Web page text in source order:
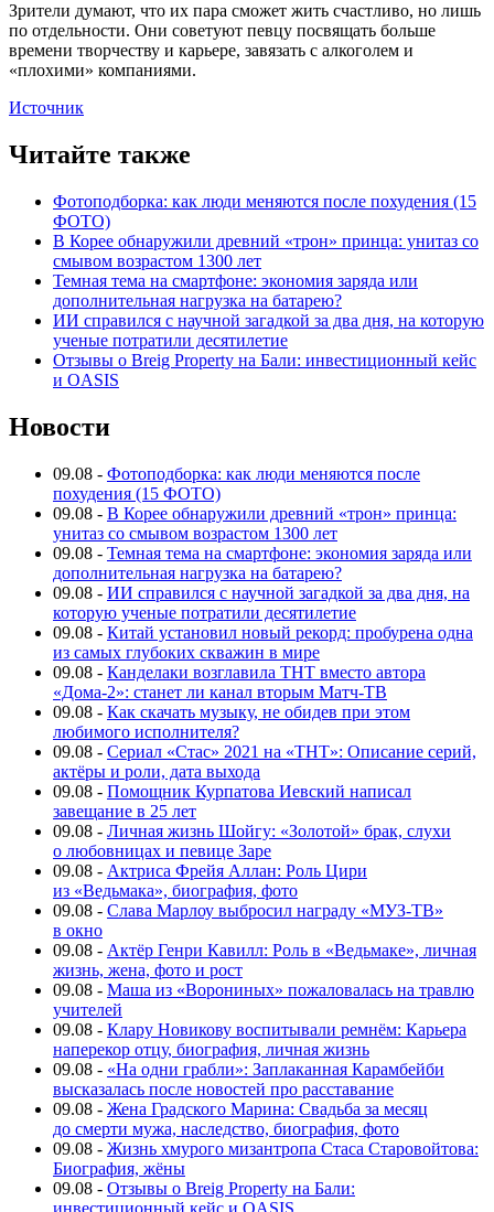
Зрители думают, что их пара сможет жить счастливо, но лишь
по отдельности. Они советуют певцу посвящать больше
времени творчеству и карьере, завязать с алкоголем и
«плохими» компаниями.
Источник
Читайте также
Фотоподборка: как люди меняются после похудения (15
ФОТО)
В Корее обнаружили древний «трон» принца: унитаз со
смывом возрастом 1300 лет
Темная тема на смартфоне: экономия заряда или
дополнительная нагрузка на батарею?
ИИ справился с научной загадкой за два дня, на которую
ученые потратили десятилетие
Отзывы о Breig Property на Бали: инвестиционный кейс
и OASIS
Новости
09.08 - Фотоподборка: как люди меняются после
похудения (15 ФОТО)
09.08 - В Корее обнаружили древний «трон» принца:
унитаз со смывом возрастом 1300 лет
09.08 - Темная тема на смартфоне: экономия заряда или
дополнительная нагрузка на батарею?
09.08 - ИИ справился с научной загадкой за два дня, на
которую ученые потратили десятилетие
09.08 - Китай установил новый рекорд: пробурена одна
из самых глубоких скважин в мире
09.08 - Канделаки возглавила ТНТ вместо автора
«Дома-2»: станет ли канал вторым Матч-ТВ
09.08 - Как скачать музыку, не обидев при этом
любимого исполнителя?
09.08 - Сериал «Стас» 2021 на «ТНТ»: Описание серий,
актёры и роли, дата выхода
09.08 - Помощник Курпатова Иевский написал
завещание в 25 лет
09.08 - Личная жизнь Шойгу: «Золотой» брак, слухи
о любовницах и певице Заре
09.08 - Актриса Фрейя Аллан: Роль Цири
из «Ведьмака», биография, фото
09.08 - Слава Марлоу выбросил награду «МУЗ-ТВ»
в окно
09.08 - Актёр Генри Кавилл: Роль в «Ведьмаке», личная
жизнь, жена, фото и рост
09.08 - Маша из «Ворониных» пожаловалась на травлю
учителей
09.08 - Клару Новикову воспитывали ремнём: Карьера
наперекор отцу, биография, личная жизнь
09.08 - «На одни грабли»: Заплаканная Карамбейби
высказалась после новостей про расставание
09.08 - Жена Градского Марина: Свадьба за месяц
до смерти мужа, наследство, биография, фото
09.08 - Жизнь хмурого мизантропа Стаса Старовойтова:
Биография, жёны
09.08 - Отзывы о Breig Property на Бали:
инвестиционный кейс и OASIS